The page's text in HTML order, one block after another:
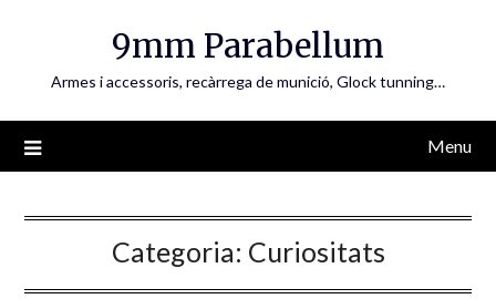
9mm Parabellum
Armes i accessoris, recàrrega de munició, Glock tunning…
Menu
Categoria: Curiositats